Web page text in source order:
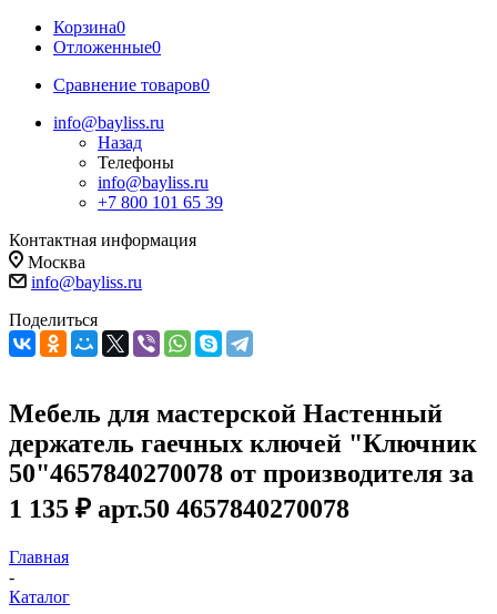
Корзина0
Отложенные0
Сравнение товаров0
info@bayliss.ru
Назад
Телефоны
info@bayliss.ru
+7 800 101 65 39
Контактная информация
Москва
info@bayliss.ru
Поделиться
Мебель для мастерской Настенный
держатель гаечных ключей "Ключник
50"4657840270078 от производителя за
1 135 ₽ арт.50 4657840270078
Главная
-
Каталог